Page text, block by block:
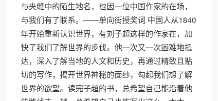
与夹缝中的陌生地名，也因一位中国作家的在场，
与我们有了联系。——单向街授奖词 中国人从1840
年开始重新认识世界，有刘子超这样的作家在，加
快了我们了解世界的步伐。他一次又一次困难地抵
达，深入了解当地的人文和历史，再通过精致且贴
切的写作，揭开世界神秘的面纱，勾起我们想了解
世界的欲望。读完子超的书，总希望自己能沿着他